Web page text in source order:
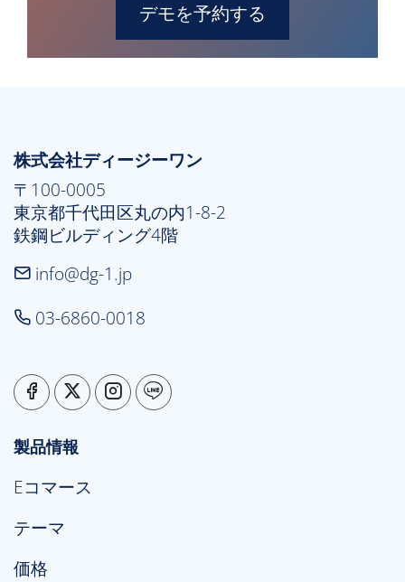
デモを予約する
株式会社ディージーワン
〒100-0005
東京都千代田区丸の内1-8-2
鉄鋼ビルディング4階
info@dg-1.jp
03-6860-0018
製品情報
Eコマース
テーマ
価格